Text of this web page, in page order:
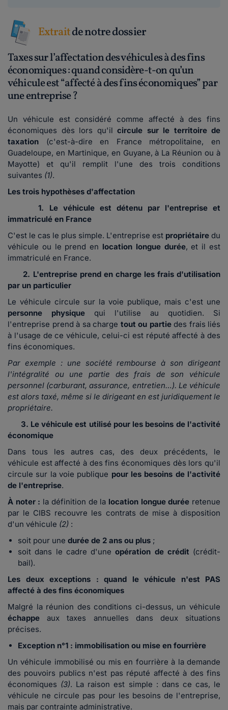
Extraitde notre dossier
Taxes sur l’affectation des véhicules à des fins
économiques : quand considère-t-on qu’un
véhicule est “affecté à des fins économiques” par
une entreprise ?
Un véhicule est considéré comme affecté à des fins
économiques dès lors qu'il circule sur le territoire de
taxation (c'est-à-dire en France métropolitaine, en
Guadeloupe, en Martinique, en Guyane, à La Réunion ou à
Mayotte) et qu'il remplit l'une des trois conditions
suivantes (1).
Les trois hypothèses d'affectation
1. Le véhicule est détenu par l'entreprise et
immatriculé en France
C'est le cas le plus simple. L'entreprise est propriétaire du
véhicule ou le prend en location longue durée, et il est
immatriculé en France.
2. L'entreprise prend en charge les frais d'utilisation
par un particulier
Le véhicule circule sur la voie publique, mais c'est une
personne physique qui l'utilise au quotidien. Si
l'entreprise prend à sa charge tout ou partiedes frais liés
à l'usage de ce véhicule, celui-ci est réputé affecté à des
fins économiques.
Par exemple : une société rembourse à son dirigeant
l'intégralité ou une partie des frais de son véhicule
personnel (carburant, assurance, entretien…). Le véhicule
est alors taxé, même si le dirigeant en est juridiquement le
propriétaire.
3. Le véhicule est utilisé pour les besoins de l'activité
économique
Dans tous les autres cas, des deux précédents, le
véhicule est affecté à des fins économiques dès lors qu'il
circule sur la voie publique pour les besoins de l'activité
de l'entreprise.
À noter : la définition de la location longue durée retenue
par le CIBS recouvre les contrats de mise à disposition
d'un véhicule (2) :
soit pour une durée de 2 ans ou plus ;
soit dans le cadre d'uneopération de crédit (crédit-
bail).
Les deux exceptions : quand le véhicule n'est PAS
affecté à des fins économiques
Malgré la réunion des conditions ci-dessus, un véhicule
échappeaux taxes annuelles dans deux situations
précises.
Exception n°1 : immobilisation ou mise en fourrière
Un véhicule immobilisé ou mis en fourrière à la demande
des pouvoirs publics n'est pas réputé affecté à des fins
économiques (3). La raison est simple : dans ce cas, le
véhicule ne circule pas pour les besoins de l'entreprise,
mais par contrainte administrative.